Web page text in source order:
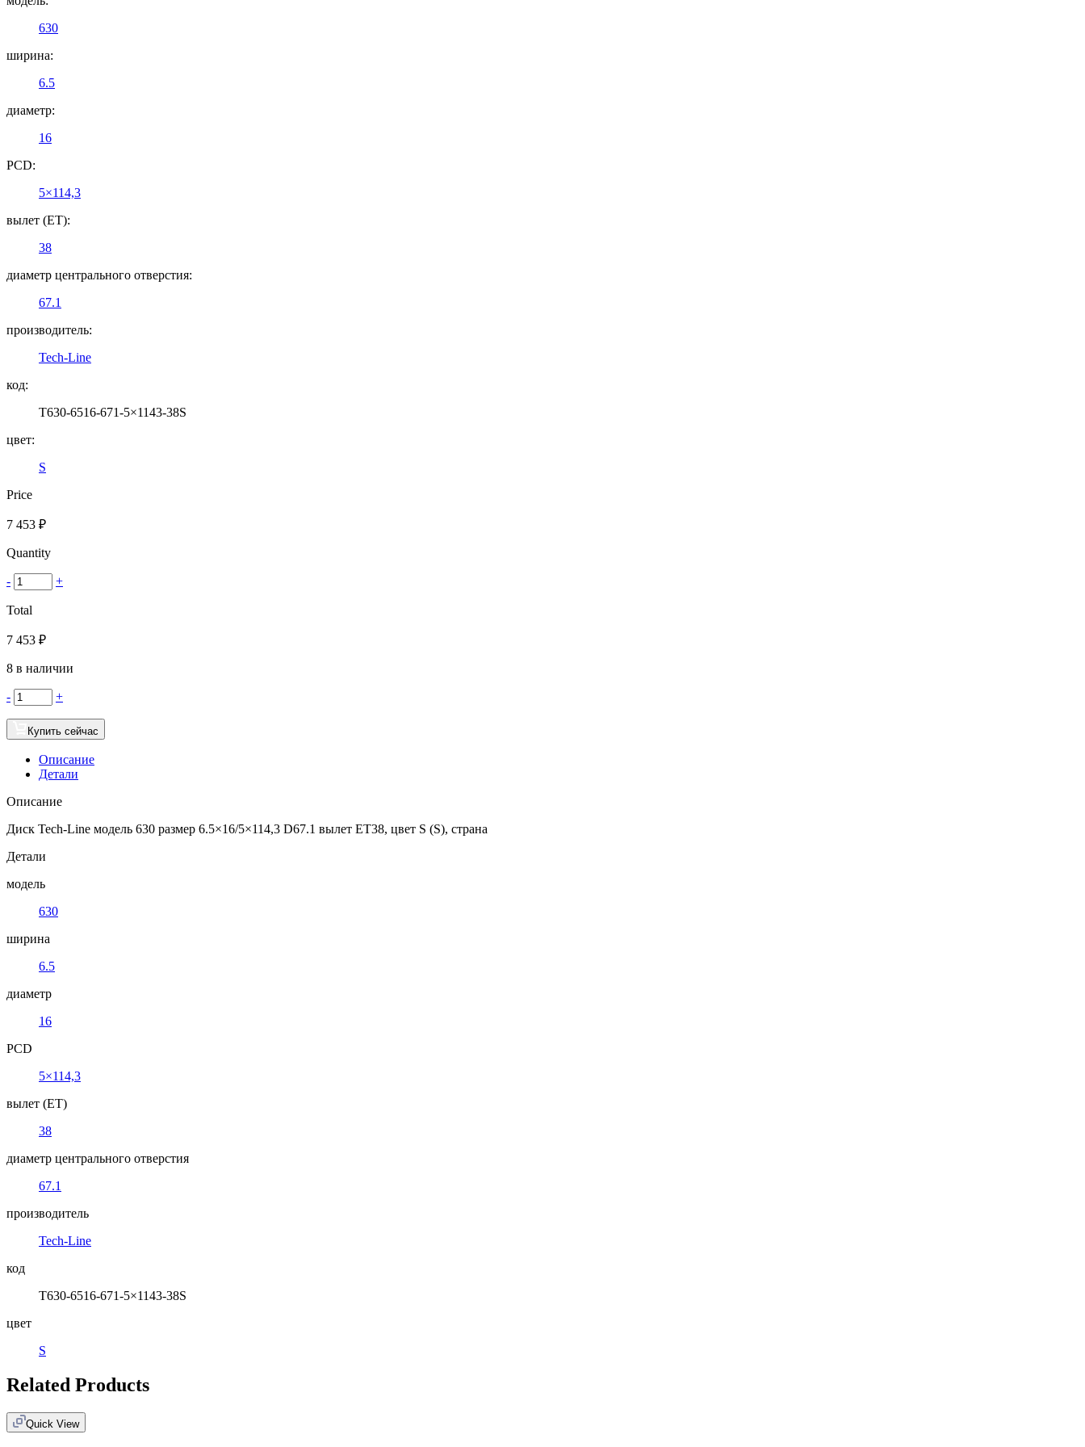
630
ширина:
6.5
диаметр:
16
PCD:
5×114,3
вылет (ET):
38
диаметр центрального отверстия:
67.1
производитель:
Tech-Line
код:
T630-6516-671-5×1143-38S
цвет:
S
Price
7 453 ₽
Quantity
- +
Total
7 453 ₽
8 в наличии
- +
Купить сейчас
Описание
Детали
Описание
Диск Tech-Line модель 630 размер 6.5×16/5×114,3 D67.1 вылет ET38, цвет S (S), страна
Детали
модель
630
ширина
6.5
диаметр
16
PCD
5×114,3
вылет (ET)
38
диаметр центрального отверстия
67.1
производитель
Tech-Line
код
T630-6516-671-5×1143-38S
цвет
S
Related Products
Quick View